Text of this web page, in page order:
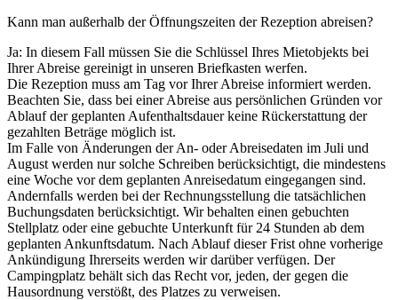
Kann man außerhalb der Öffnungszeiten der Rezeption abreisen?
Ja: In diesem Fall müssen Sie die Schlüssel Ihres Mietobjekts bei
Ihrer Abreise gereinigt in unseren Briefkasten werfen.
Die Rezeption muss am Tag vor Ihrer Abreise informiert werden.
Beachten Sie, dass bei einer Abreise aus persönlichen Gründen vor
Ablauf der geplanten Aufenthaltsdauer keine Rückerstattung der
gezahlten Beträge möglich ist.
Im Falle von Änderungen der An- oder Abreisedaten im Juli und
August werden nur solche Schreiben berücksichtigt, die mindestens
eine Woche vor dem geplanten Anreisedatum eingegangen sind.
Andernfalls werden bei der Rechnungsstellung die tatsächlichen
Buchungsdaten berücksichtigt. Wir behalten einen gebuchten
Stellplatz oder eine gebuchte Unterkunft für 24 Stunden ab dem
geplanten Ankunftsdatum. Nach Ablauf dieser Frist ohne vorherige
Ankündigung Ihrerseits werden wir darüber verfügen. Der
Campingplatz behält sich das Recht vor, jeden, der gegen die
Hausordnung verstößt, des Platzes zu verweisen.